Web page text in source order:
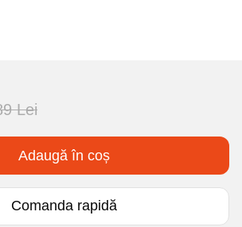
Lei
Adaugă în coș
Comanda rapidă